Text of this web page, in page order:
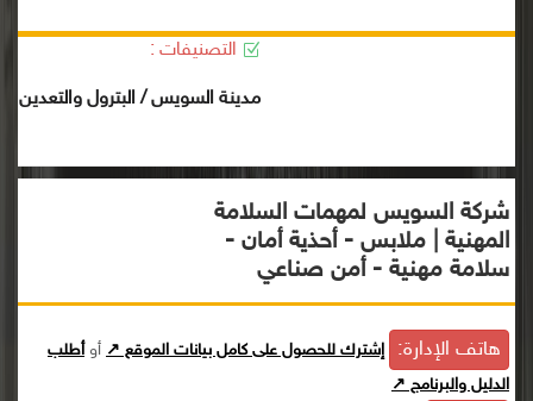
التصنيفات :
مدينة السويس / البترول والتعدين
شركة السويس لمهمات السلامة
المهنية | ملابس - أحذية أمان -
سلامة مهنية - أمن صناعي
هاتف الإدارة: إشترك للحصول على كامل بيانات الموقع ↗ أوأطلب
الدليل والبرنامج ↗